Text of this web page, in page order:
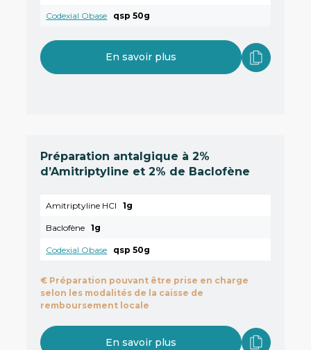
Codexial Obase qsp 50g
En savoir plus
Préparation antalgique à 2%
d’Amitriptyline et 2% de Baclofène
Amitriptyline HCl 1g
Baclofène 1g
Codexial Obase qsp 50g
€ Préparation pouvant être prise en charge
selon les modalités de la caisse de
remboursement locale
En savoir plus